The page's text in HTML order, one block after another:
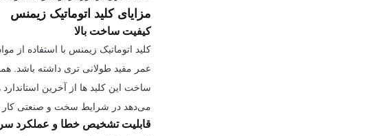
مزایای کلید اتوماتیک زیمنس
کیفیت ساخت بالا
کلید اتوماتیک زیمنس با استفاده از
عمر مفید طولانی تری داشته
ساخت این کلید ها از آخرین
می‌دهد در شرایط سخت و صنعتی کار
قابلیت تشخیص خطا و عملکرد